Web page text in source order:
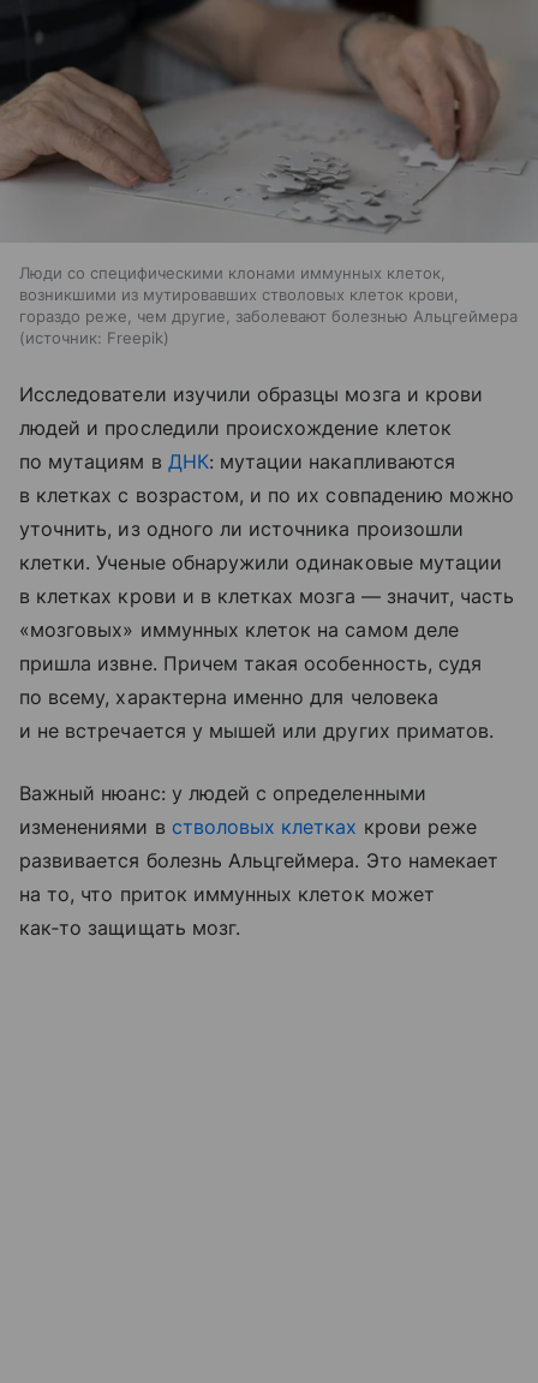
Люди со специфическими клонами иммунных клеток,
возникшими из мутировавших стволовых клеток крови,
гораздо реже, чем другие, заболевают болезнью Альцгеймера
источник: Freepik
Исследователи изучили образцы мозга и крови
людей и проследили происхождение клеток
по мутациям в ДНК: мутации накапливаются
в клетках с возрастом, и по их совпадению можно
уточнить, из одного ли источника произошли
клетки. Ученые обнаружили одинаковые мутации
в клетках крови и в клетках мозга — значит, часть
«мозговых» иммунных клеток на самом деле
пришла извне. Причем такая особенность, судя
по всему, характерна именно для человека
и не встречается у мышей или других приматов.
Важный нюанс: у людей с определенными
изменениями в стволовых клетках крови реже
развивается болезнь Альцгеймера. Это намекает
на то, что приток иммунных клеток может
как‑то защищать мозг.